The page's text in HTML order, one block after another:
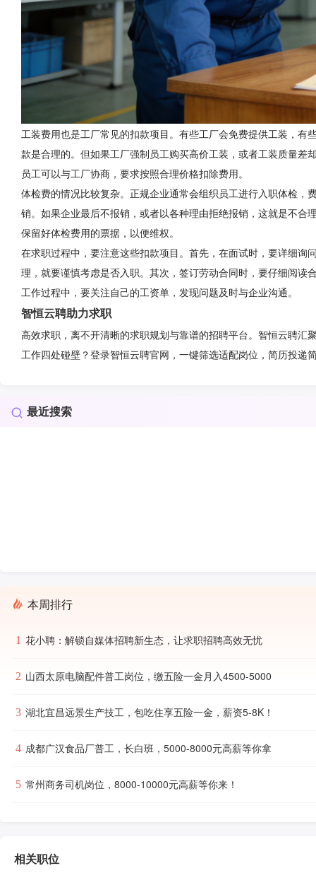
工装费用也是工厂常见的扣款项目。有些工厂会免费提供工装，
款是合理的。但如果工厂强制员工购买高价工装，或者工装质量
员工可以与工厂协商，要求按照合理价格扣除费用。
体检费的情况比较复杂。正规企业通常会组织员工进行入职体检
销。如果企业最后不报销，或者以各种理由拒绝报销，这就是不
保留好体检费用的票据，以便维权。
在求职过程中，要注意这些扣款项目。首先，在面试时，要详细
理，就要谨慎考虑是否入职。其次，签订劳动合同时，要仔细阅
工作过程中，要关注自己的工资单，发现问题及时与企业沟通。
智恒云聘助力求职
高效求职，离不开清晰的求职规划与靠谱的招聘平台。智恒云聘
工作四处碰壁？登录智恒云聘官网，一键筛选适配岗位，简历投
最近搜索
本周排行
1 花小聘：解锁自媒体招聘新生态，让求职招聘高效无忧
2 山西太原电脑配件普工岗位，缴五险一金月入4500-5000
3 湖北宜昌远景生产技工，包吃住享五险一金，薪资5-8K！
4 成都广汉食品厂普工，长白班，5000-8000元高薪等你拿
5 常州商务司机岗位，8000-10000元高薪等你来！
相关职位